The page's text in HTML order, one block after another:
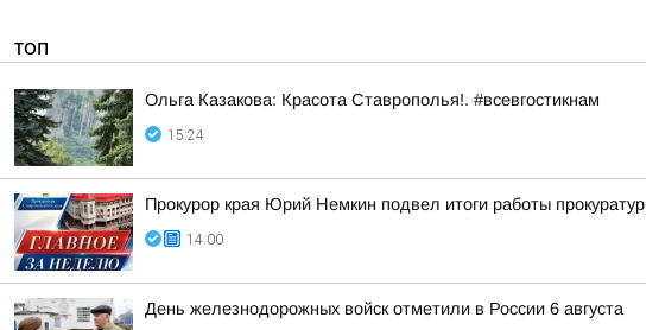
ТОП
Ольга Казакова: Красота Ставрополья!. #всевгостикнам
15:24
Прокурор края Юрий Немкин подвел итоги работы
14:00
День железнодорожных войск отметили в России 6 августа